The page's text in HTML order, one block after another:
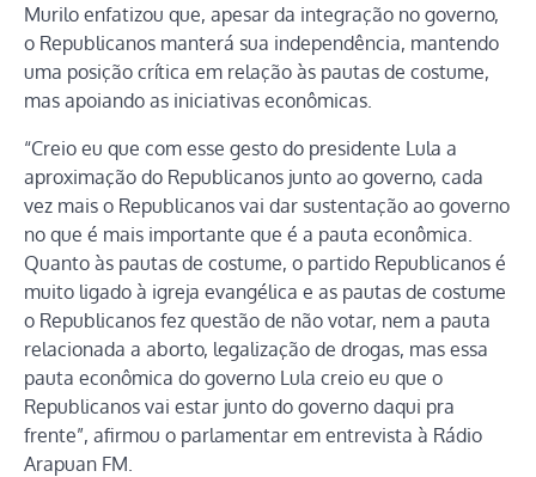
Murilo enfatizou que, apesar da integração no governo,
o Republicanos manterá sua independência, mantendo
uma posição crítica em relação às pautas de costume,
mas apoiando as iniciativas econômicas.
“Creio eu que com esse gesto do presidente Lula a
aproximação do Republicanos junto ao governo, cada
vez mais o Republicanos vai dar sustentação ao governo
no que é mais importante que é a pauta econômica.
Quanto às pautas de costume, o partido Republicanos é
muito ligado à igreja evangélica e as pautas de costume
o Republicanos fez questão de não votar, nem a pauta
relacionada a aborto, legalização de drogas, mas essa
pauta econômica do governo Lula creio eu que o
Republicanos vai estar junto do governo daqui pra
frente”, afirmou o parlamentar em entrevista à Rádio
Arapuan FM.